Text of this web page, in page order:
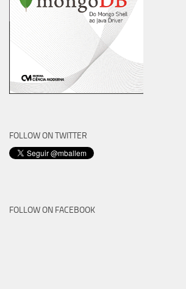
FOLLOW ON TWITTER
FOLLOW ON FACEBOOK